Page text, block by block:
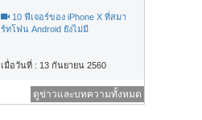
10 ฟีเจอร์ของ iPhone X ที่สมา
ร์ทโฟน Android ยังไม่มี
เมื่อวันที่ : 13 กันยายน 2560
ดูข่าวและบทความทั้งหมด